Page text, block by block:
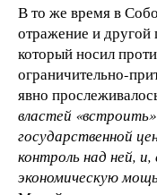
В то же время в
отражение и другой
который носил
ограничительно-
явно
властей
государственной
контроль над ней,
экономическую